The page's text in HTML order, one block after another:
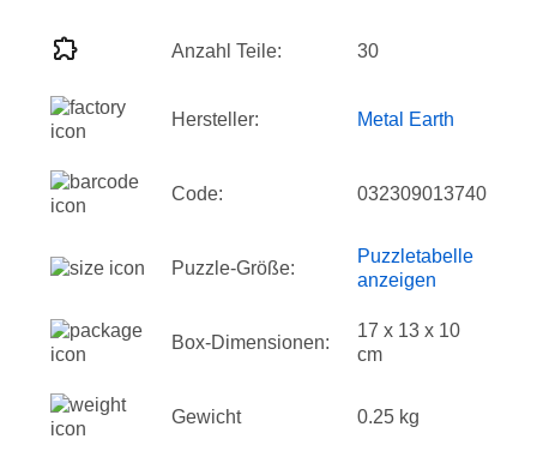
Anzahl Teile: 30
Hersteller: Metal Earth
Code: 032309013740
Puzzle-Größe:
Puzzletabelle
anzeigen
Box-Dimensionen:
17 x 13 x 10
cm
Gewicht 0.25 kg